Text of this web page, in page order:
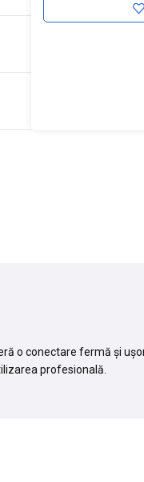
o conectare fermă și
profesională.